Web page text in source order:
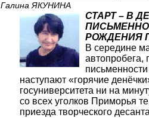
Галина ЯКУНИНА
СТАРТ – В
РОЖДЕНИЯ
В середине
автопробега,
наступают «горячие
госуниверситета ни на
со всех уголков Приморья
приезда творческого